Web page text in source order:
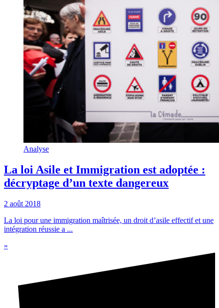
Analyse
La loi Asile et Immigration est adoptée :
décryptage d’un texte dangereux
2 août 2018
La loi pour une immigration maîtrisée, un droit d’asile effectif et une
intégration réussie a ...
»